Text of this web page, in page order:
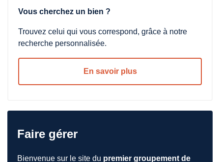
Vous cherchez un bien ?
Trouvez celui qui vous correspond, grâce à notre
recherche personnalisée.
En savoir plus
Faire gérer
Bienvenue sur le site du premier groupement de